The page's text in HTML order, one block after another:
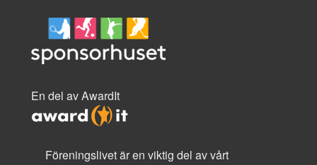
En del av AwardIt
Föreningslivet är en viktig del av vårt